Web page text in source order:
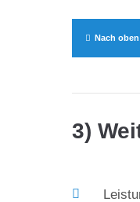
Nach oben
3)